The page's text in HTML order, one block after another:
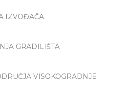
IZVOĐAČA
GRADILIŠTA
VISOKOGRADNJE